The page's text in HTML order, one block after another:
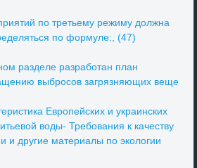
по третьему режиму должна
по формуле:, (47)
разделе разработан план
выбросов загрязняющих веще
Европейских и украинских
воды- Требования к качеству
и другие материалы по экологии